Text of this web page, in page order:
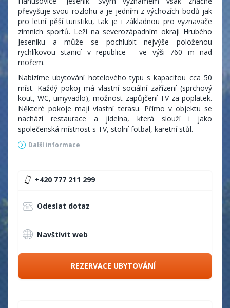
převyšuje svou rozlohu a je jedním z výchozích bodů jak
pro letní pěší turistiku, tak je i základnou pro vyznavače
zimních sportů. Leží na severozápadním okraji Hrubého
Jeseníku a může se pochlubit nejvýše položenou
rychlíkovou stanicí v republice - ve výši 760 m nad
mořem.
Nabízíme ubytování hotelového typu s kapacitou cca 50
míst. Každý pokoj má vlastní sociální zařízení (sprchový
kout, WC, umyvadlo), možnost zapůjčení TV za poplatek.
Některé pokoje mají vlastní terasu. Přímo v objektu se
nachází restaurace a jídelna, která slouží i jako
společenská místnost s TV, stolní fotbal, karetní stůl.
Další informace
+420 777 211 299
Odeslat dotaz
Navštívit web
REZERVACE UBYTOVÁNÍ